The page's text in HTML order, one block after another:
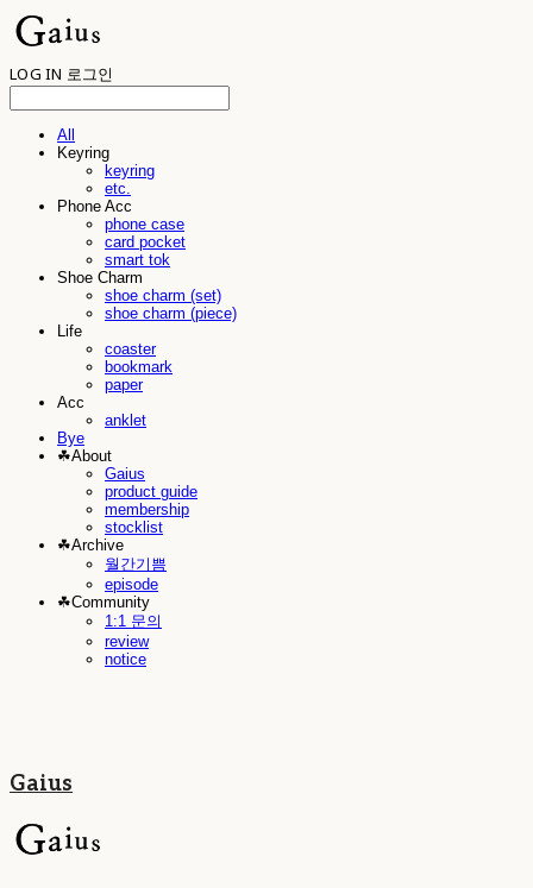
LOG IN 로그인
All
Keyring
keyring
etc.
Phone Acc
phone case
card pocket
smart tok
Shoe Charm
shoe charm (set)
shoe charm (piece)
Life
coaster
bookmark
paper
Acc
anklet
Bye
☘︎About
Gaius
product guide
membership
stocklist
☘︎Archive
월간기쁨
episode
☘︎Community
1:1 문의
review
notice
Gaius